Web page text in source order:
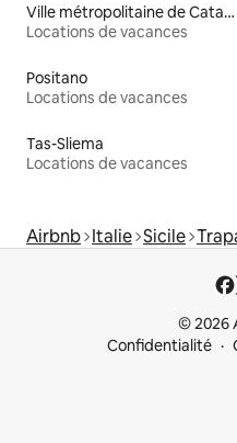
Ville métropolitaine de Catane
Locations de vacances
Positano
Locations de vacances
Tas-Sliema
Locations de vacances
Airbnb Italie Sicile
© 2026
Confidentialité